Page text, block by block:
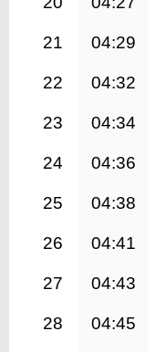
21 04:29
22 04:32
23 04:34
24 04:36
25 04:38
26 04:41
27 04:43
28 04:45